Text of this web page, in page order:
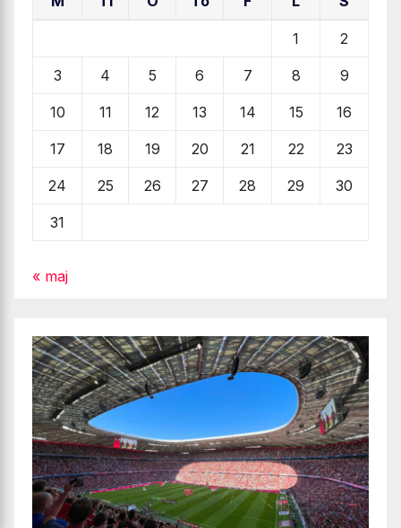
1 2
3 4 5 6 7 8 9
10 11 12 13 14 15 16
17 18 19 20 21 22 23
24 25 26 27 28 29 30
31
« maj